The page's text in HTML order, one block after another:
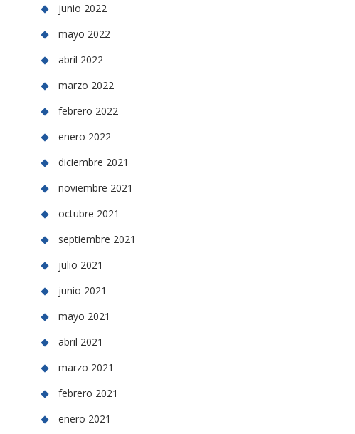
junio 2022
mayo 2022
abril 2022
marzo 2022
febrero 2022
enero 2022
diciembre 2021
noviembre 2021
octubre 2021
septiembre 2021
julio 2021
junio 2021
mayo 2021
abril 2021
marzo 2021
febrero 2021
enero 2021